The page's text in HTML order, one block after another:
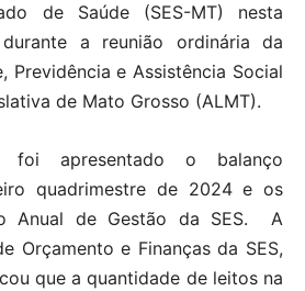
de Saúde (SES-MT) nesta
a reunião ordinária da
Previdência e Assistência Social
de Mato Grosso (ALMT).
foi apresentado o balanço
quadrimestre de 2024 e os
Anual de Gestão da SES. A
Orçamento e Finanças da SES,
que a quantidade de leitos na